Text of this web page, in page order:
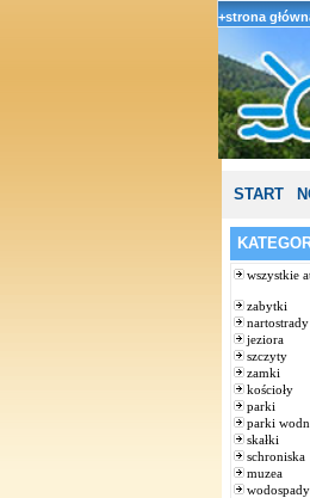
+strona
START
wszystkie
zabytki
nartostrady
jeziora
szczyty
zamki
kościoły
parki
parki
skałki
schroniska
muzea
wodospady